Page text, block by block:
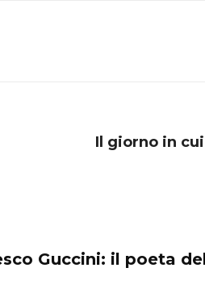
Il giorno in
Guccini: il poeta